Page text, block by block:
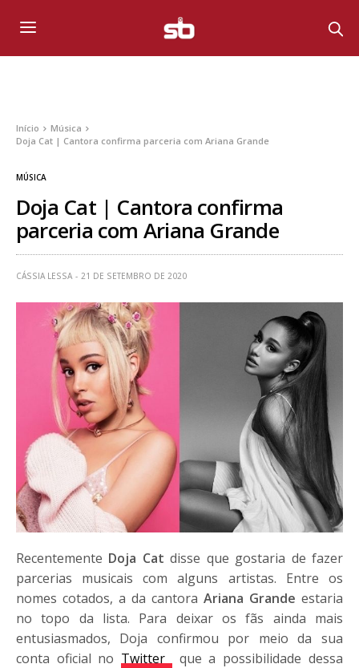
Início
Música
Doja Cat | Cantora confirma parceria com Ariana Grande
MÚSICA
Doja Cat | Cantora confirma
parceria com Ariana Grande
CÁSSIA LESSA 21 DE SETEMBRO DE 2020
Recentemente Doja Cat disse que gostaria de fazer
parcerias musicais com alguns artistas. Entre os
nomes cotados, a da cantora Ariana Grande estaria
no topo da lista. Para deixar os fãs ainda mais
entusiasmados, Doja confirmou por meio da sua
conta oficial no Twitter
que a possibilidade dessa